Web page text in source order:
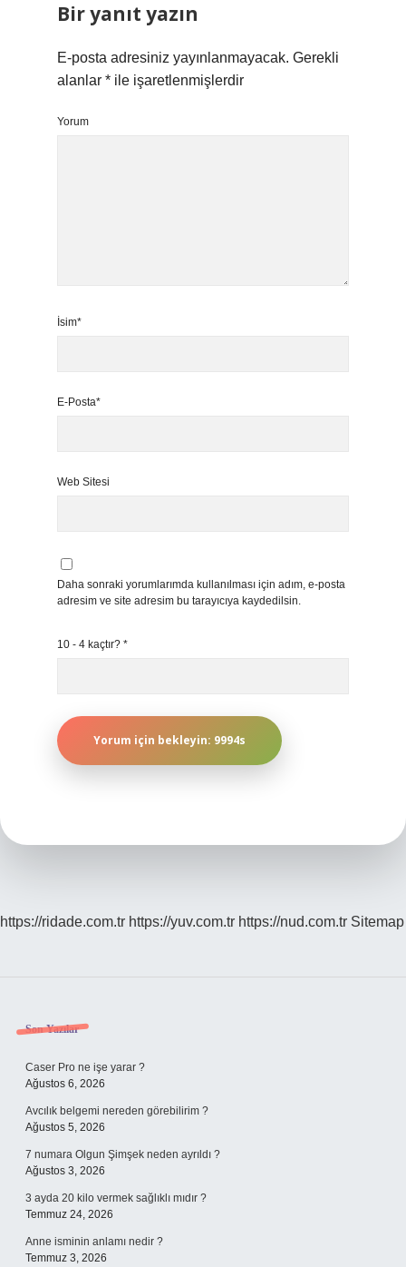
Bir yanıt yazın
E-posta adresiniz yayınlanmayacak. Gerekli
alanlar * ile işaretlenmişlerdir
Yorum
İsim*
E-Posta*
Web Sitesi
Daha sonraki yorumlarımda kullanılması için adım, e-posta
adresim ve site adresim bu tarayıcıya kaydedilsin.
10 - 4 kaçtır? *
https://ridade.com.tr https://yuv.com.tr https://nud.com.tr Sitemap
Sidebar
Son Yazılar
Caser Pro ne işe yarar ?
Ağustos 6, 2026
Avcılık belgemi nereden görebilirim ?
Ağustos 5, 2026
7 numara Olgun Şimşek neden ayrıldı ?
Ağustos 3, 2026
3 ayda 20 kilo vermek sağlıklı mıdır ?
Temmuz 24, 2026
Anne isminin anlamı nedir ?
Temmuz 3, 2026